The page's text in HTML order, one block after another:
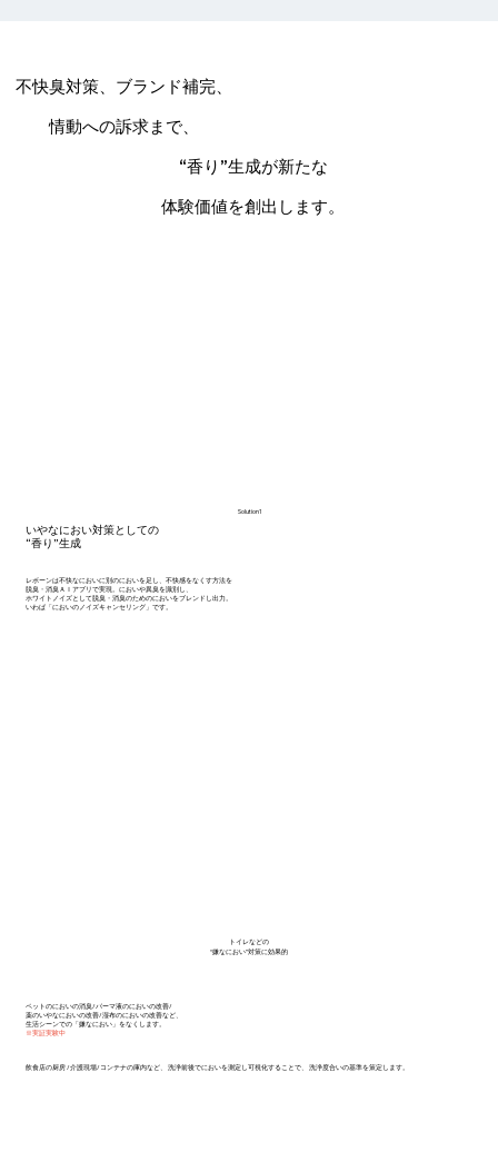
不快臭対策、ブランド補完、
情動への訴求まで、
“香り”生成が新たな
体験価値を創出します。
Solution1
いやなにおい対策としての
“香り”生成
レボーンは不快なにおいに別のにおいを足し、不快感をなくす方法を
脱臭・消臭ＡＩアプリで実現。においや異臭を識別し、
ホワイトノイズとして脱臭・消臭のためのにおいをブレンドし出力。
いわば「においのノイズキャンセリング」です。
トイレなどの
“嫌なにおい”対策に効果的
ペットのにおいの消臭/パーマ液のにおいの改善/
薬のいやなにおいの改善/湿布のにおいの改善など、
生活シーンでの「嫌なにおい」をなくします。
※実証実験中
飲食店の厨房 /介護現場/コンテナの庫内など、 洗浄前後でにおいを測定し可視化することで、 洗浄度合いの基準を策定します。